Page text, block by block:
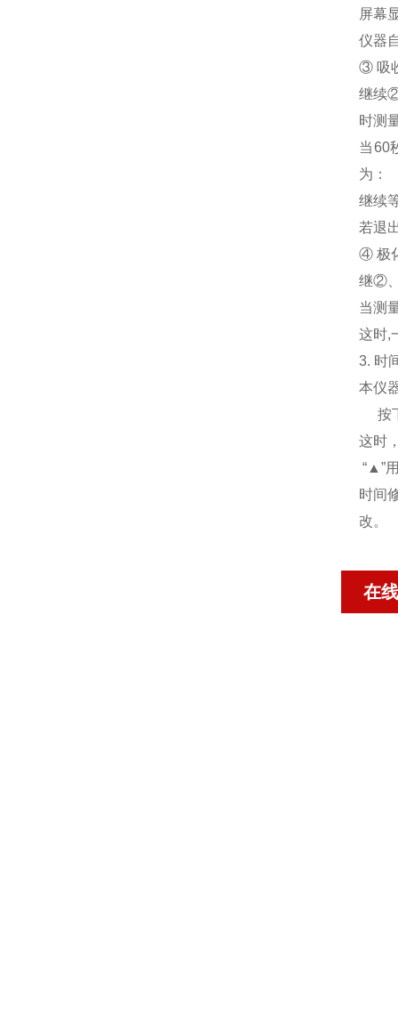
屏幕
仪器
③ 吸
继续
时测
当60
为：
继续
若退
④ 极
继②
当测
这时,
3. 时
本仪
这时
“▲”
时间
改。
在